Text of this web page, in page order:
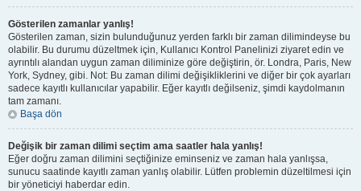
Gösterilen zamanlar yanlış!
Gösterilen zaman, sizin bulunduğunuz yerden farklı bir zaman dilimindeyse bu
olabilir. Bu durumu düzeltmek için, Kullanıcı Kontrol Panelinizi ziyaret edin ve
ayrıntılı alandan uygun zaman diliminize göre değiştirin, ör. Londra, Paris, New
York, Sydney, gibi. Not: Bu zaman dilimi değişikliklerini ve diğer bir çok ayarları
sadece kayıtlı kullanıcılar yapabilir. Eğer kayıtlı değilseniz, şimdi kaydolmanın
tam zamanı.
Başa dön
Değişik bir zaman dilimi seçtim ama saatler hala yanlış!
Eğer doğru zaman dilimini seçtiğinize eminseniz ve zaman hala yanlışsa,
sunucu saatinde kayıtlı zaman yanlış olabilir. Lütfen problemin düzeltilmesi için
bir yöneticiyi haberdar edin.